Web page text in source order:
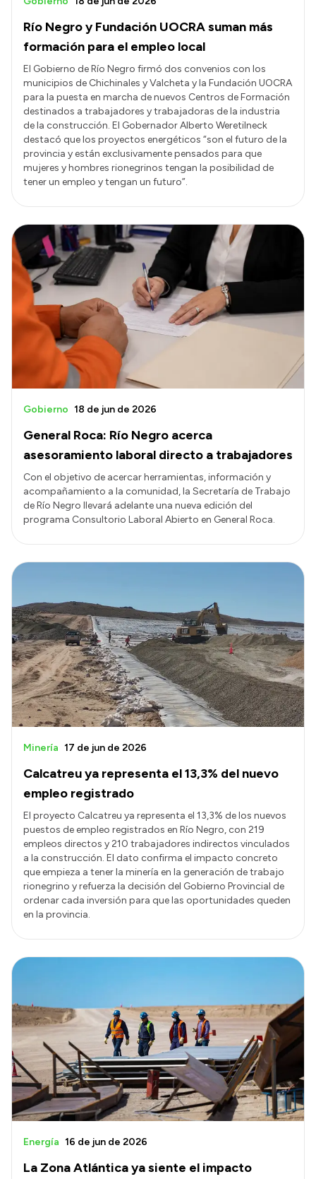
Río Negro y Fundación UOCRA suman más
formación para el empleo local
El Gobierno de Río Negro firmó dos convenios con los
municipios de Chichinales y Valcheta y la Fundación UOCRA
para la puesta en marcha de nuevos Centros de Formación
destinados a trabajadores y trabajadoras de la industria
de la construcción. El Gobernador Alberto Weretilneck
destacó que los proyectos energéticos “son el futuro de la
provincia y están exclusivamente pensados para que
mujeres y hombres rionegrinos tengan la posibilidad de
tener un empleo y tengan un futuro”.
General Roca: Río Negro acerca
asesoramiento laboral directo a trabajadores
Gobierno 18 de jun de 2026
Con el objetivo de acercar herramientas, información y
acompañamiento a la comunidad, la Secretaría de Trabajo
de Río Negro llevará adelante una nueva edición del
programa Consultorio Laboral Abierto en General Roca.
Calcatreu ya representa el 13,3% del nuevo
empleo registrado
Minería 17 de jun de 2026
El proyecto Calcatreu ya representa el 13,3% de los nuevos
puestos de empleo registrados en Río Negro, con 219
empleos directos y 210 trabajadores indirectos vinculados
a la construcción. El dato confirma el impacto concreto
que empieza a tener la minería en la generación de trabajo
rionegrino y refuerza la decisión del Gobierno Provincial de
ordenar cada inversión para que las oportunidades queden
en la provincia.
La Zona Atlántica ya siente el impacto
Energía 16 de jun de 2026